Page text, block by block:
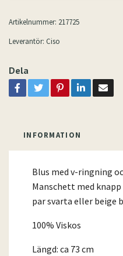
Artikelnummer: 217725
Leverantör: Ciso
Dela
INFORMATION
Blus med v-ringning
Manschett med
par svarta eller beige
100% Viskos
Längd: ca 73 cm